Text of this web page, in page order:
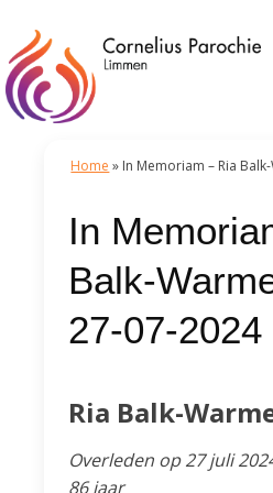
In
Balk-
27-07-2024
Home » In Memoriam – Ria
Ria Balk-
Overleden op 27 juli
86 jaar